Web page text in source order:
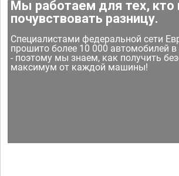
Мы работаем для тех,
почувствовать разницу.
Специалистами федеральной сети
прошито более 10 000 автомобилей
- поэтому мы знаем, как получить
максимум от каждой машины!